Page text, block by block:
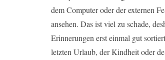
dem Computer oder der externen
ansehen. Das ist viel zu schade,
Erinnerungen erst einmal gut
letzten Urlaub, der Kindheit oder